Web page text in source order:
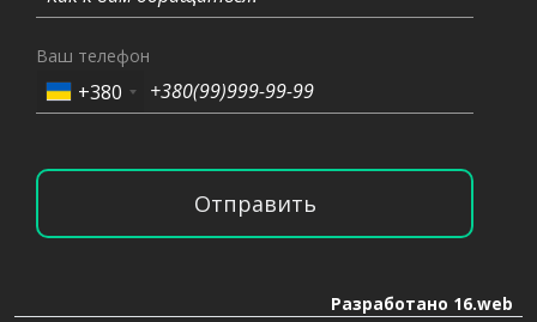
Ваш телефон
+380
Отправить
Разработано 16.web